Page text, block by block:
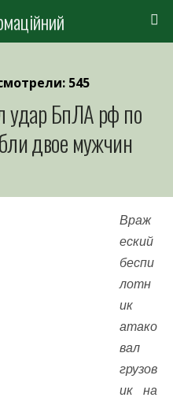
545
удар БпЛА рф по
двое мужчин
Враж
еский
беспи
лотн
ик
атако
вал
грузов
ик на